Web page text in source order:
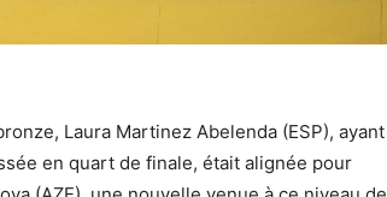
Laura Martinez Abelenda (ESP), ayant
en quart de finale, était alignée pour